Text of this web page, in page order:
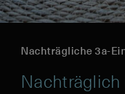
Nachträgliche 3a-